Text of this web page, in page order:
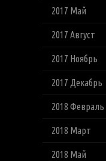
2017 Май
2017 Август
2017 Ноябрь
2017 Декабрь
2018 Февраль
2018 Март
2018 Май